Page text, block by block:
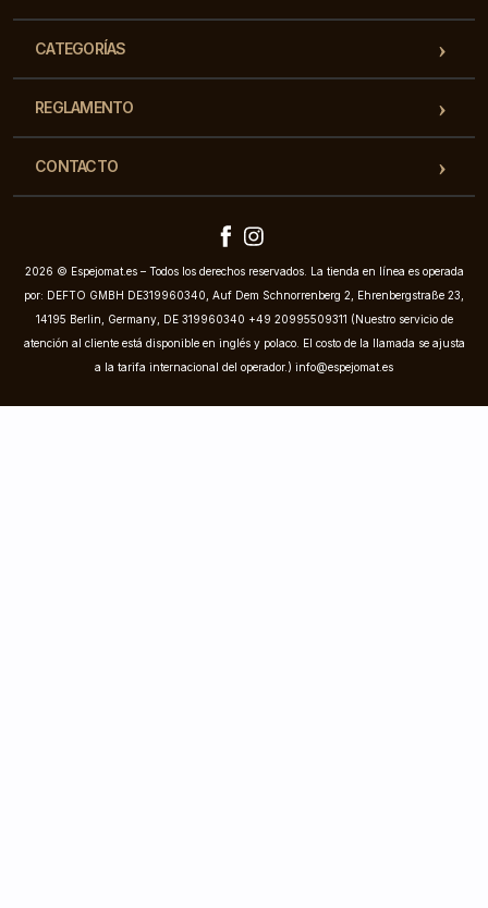
CATEGORÍAS
REGLAMENTO
CONTACTO
2026 © Espejomat.es – Todos los derechos reservados. La tienda en línea es operada
por: DEFTO GMBH DE319960340, Auf Dem Schnorrenberg 2, Ehrenbergstraße 23,
14195 Berlin, Germany, DE 319960340 +49 20995509311 (Nuestro servicio de
atención al cliente está disponible en inglés y polaco. El costo de la llamada se ajusta
a la tarifa internacional del operador.) info@espejomat.es